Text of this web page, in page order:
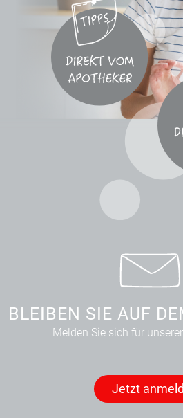
BLEIBEN SIE AUF
Melden Sie sich für
Jetzt